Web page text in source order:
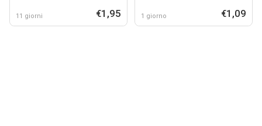
11 giorni €1,95 1 giorno €1,09